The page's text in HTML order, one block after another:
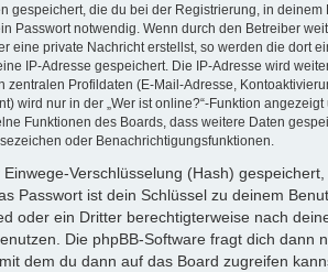
gespeichert, die du bei der Registrierung, in
Passwort notwendig. Wenn durch den Betreiber
eine private Nachricht erstellst, so werden die dort
IP-Adresse gespeichert. Die IP-Adresse wird
zentralen Profildaten (E-Mail-Adresse,
wird nur in der „Wer ist online?“-Funktion
Funktionen des Boards, dass weitere Daten
oder Benachrichtigungsfunktionen.
Verschlüsselung (Hash)
Passwort ist dein Schlüssel zu deinem
oder ein Dritter berechtigterweise nach
Die phpBB-Software fragt dich
dem du dann auf das Board zugreifen